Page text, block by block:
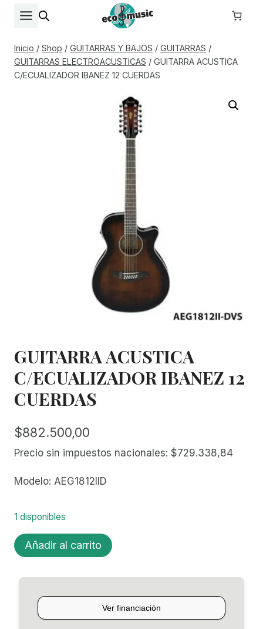
Inicio / Shop / GUITARRAS Y BAJOS / GUITARRAS /
GUITARRAS ELECTROACUSTICAS / GUITARRA ACUSTICA
C/ECUALIZADOR IBANEZ 12 CUERDAS
GUITARRA ACUSTICA
C/ECUALIZADOR IBANEZ 12
CUERDAS
$882.500,00
Precio sin impuestos nacionales: $729.338,84
Modelo: AEG1812IID
1 disponibles
GUITARRA
ACUSTICA
CUERDAS
Añadir al carrito